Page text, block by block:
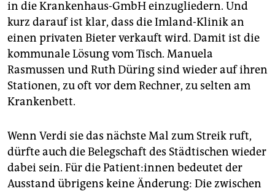
in die Krankenhaus-GmbH einzugliedern. Und
kurz darauf ist klar, dass die Imland-Klinik an
einen privaten Bieter verkauft wird. Damit ist die
kommunale Lösung vom Tisch. Manuela
Rasmussen und Ruth Düring sind wieder auf ihren
Stationen, zu oft vor dem Rechner, zu selten am
Krankenbett.
Wenn Verdi sie das nächste Mal zum Streik ruft,
dürfte auch die Belegschaft des Städtischen wieder
dabei sein. Für die Pa­ti­en­t:in­nen bedeutet der
Ausstand übrigens keine Änderung: Die zwischen